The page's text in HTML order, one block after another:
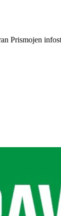
Prismojen